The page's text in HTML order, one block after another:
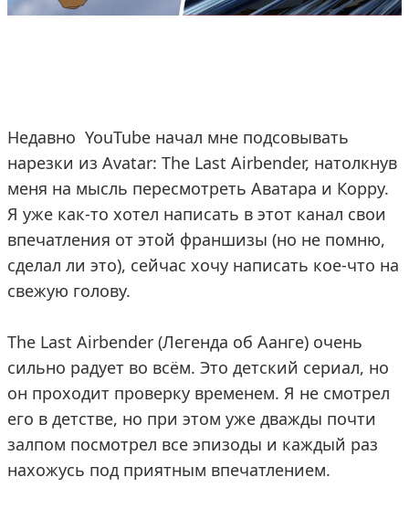
Недавно YouTube начал мне подсовывать
нарезки из Avatar: The Last Airbender, натолкнув
меня на мысль пересмотреть Аватара и Корру.
Я уже как-то хотел написать в этот канал свои
впечатления от этой франшизы (но не помню,
сделал ли это), сейчас хочу написать кое-что на
свежую голову.
The Last Airbender (Легенда об Аанге) очень
сильно радует во всём. Это детский сериал, но
он проходит проверку временем. Я не смотрел
его в детстве, но при этом уже дважды почти
залпом посмотрел все эпизоды и каждый раз
нахожусь под приятным впечатлением.